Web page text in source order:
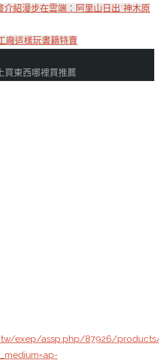
介紹漫步在雲端：阿里山日出˙神木原
廠這樣玩書籍特賣
exep/assp.php/87926/products/
買東西哪裡買推薦